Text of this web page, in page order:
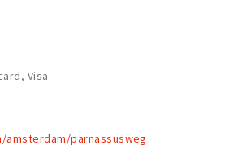
Visa
amsterdam/parnassusweg